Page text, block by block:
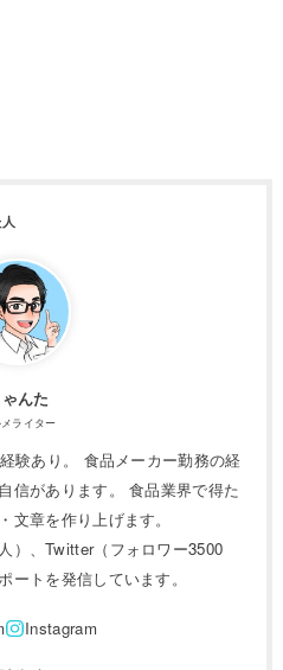
んた
ライター
験あり。 食品メーカー勤務の経
信があります。 食品業界で得た
文章を作り上げます。
）、Twitter（フォロワー3500
ートを発信しています。